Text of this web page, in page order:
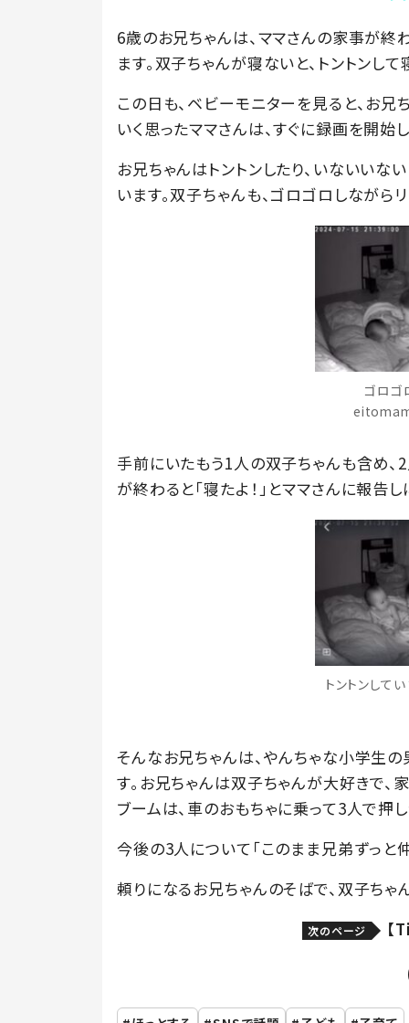
6歳のお兄ちゃんは、ママさんの家事が終
ます。双子ちゃんが寝ないと、トントンし
この日も、ベビーモニターを見ると、お
いく思ったママさんは、すぐに録画を開始
お兄ちゃんはトントンしたり、いないいな
います。双子ちゃんも、ゴロゴロしながらリ
ゴロゴ
手前にいたもう1人の双子ちゃんも含め、
が終わると「寝たよ！」とママさんに報告
トントンして
そんなお兄ちゃんは、やんちゃな小学生
す。お兄ちゃんは双子ちゃんが大好きで
ブームは、車のおもちゃに乗って3人で押
今後の3人について「このまま兄弟ずっと
頼りになるお兄ちゃんのそばで、双子ちゃ
次のページ 【